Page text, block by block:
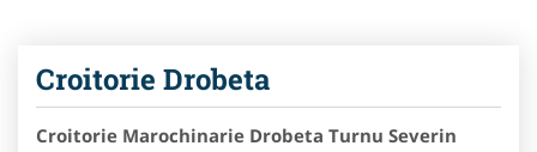
Croitorie Drobeta
Croitorie Marochinarie Drobeta Turnu Severin